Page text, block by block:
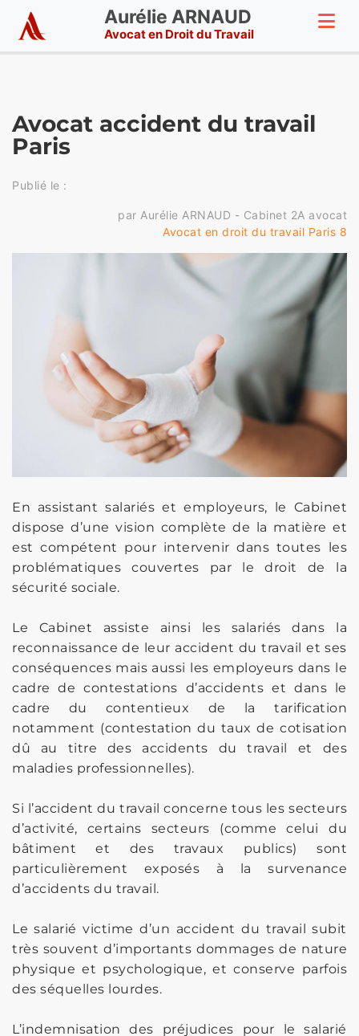
Aurélie ARNAUD
Avocat en Droit du Travail
Avocat accident du travail
Paris
Publié le :
par Aurélie ARNAUD - Cabinet 2A avocat
Avocat en droit du travail Paris 8
En assistant salariés et employeurs, le Cabinet
dispose d’une vision complète de la matière et
est compétent pour intervenir dans toutes les
problématiques couvertes par le droit de la
sécurité sociale.
Le Cabinet assiste ainsi les salariés dans la
reconnaissance de leur accident du travail et ses
conséquences mais aussi les employeurs dans le
cadre de contestations d’accidents et dans le
cadre du contentieux de la tarification
notamment (contestation du taux de cotisation
dû au titre des accidents du travail et des
maladies professionnelles).
Si l’accident du travail concerne tous les secteurs
d’activité, certains secteurs (comme celui du
bâtiment et des travaux publics) sont
particulièrement exposés à la survenance
d’accidents du travail.
Le salarié victime d’un accident du travail subit
très souvent d’importants dommages de nature
physique et psychologique, et conserve parfois
des séquelles lourdes.
L’indemnisation des préjudices pour le salarié